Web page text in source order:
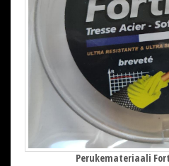
Perukemateriaali